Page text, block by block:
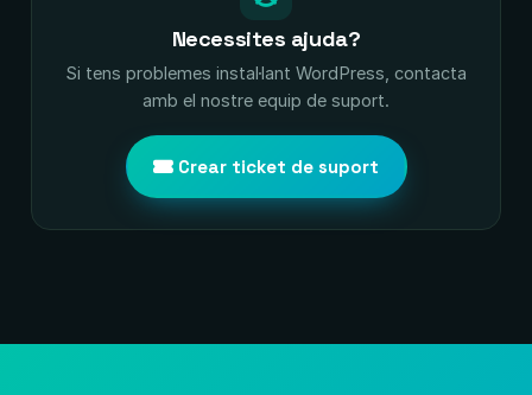
Necessites ajuda?
Si tens problemes instal·lant WordPress, contacta
amb el nostre equip de suport.
Crear ticket de suport